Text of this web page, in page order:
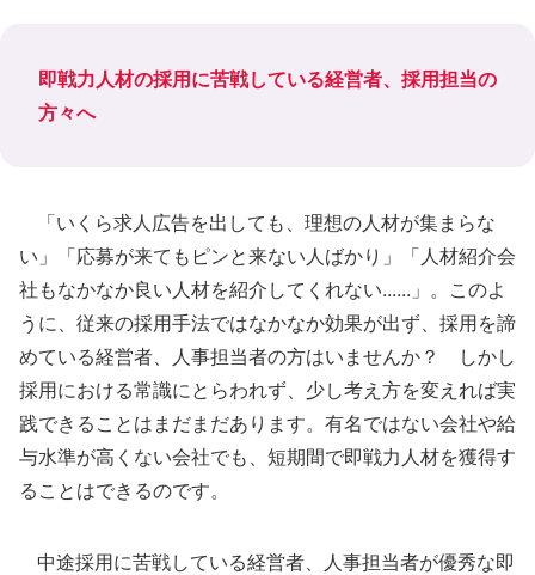
即戦力人材の採用に苦戦している経営者、採用担当の
方々へ
「いくら求人広告を出しても、理想の人材が集まらな
い」「応募が来てもピンと来ない人ばかり」「人材紹介会
社もなかなか良い人材を紹介してくれない......」。このよ
うに、従来の採用手法ではなかなか効果が出ず、採用を諦
めている経営者、人事担当者の方はいませんか？ しかし
採用における常識にとらわれず、少し考え方を変えれば実
践できることはまだまだあります。有名ではない会社や給
与水準が高くない会社でも、短期間で即戦力人材を獲得す
ることはできるのです。
中途採用に苦戦している経営者、人事担当者が優秀な即